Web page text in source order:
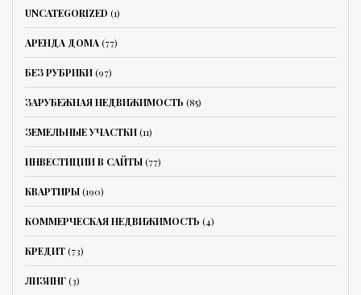
UNCATEGORIZED (1)
АРЕНДА ДОМА(77)
БЕЗ РУБРИКИ(97)
ЗАРУБЕЖНАЯ НЕДВИЖИМОСТЬ (85)
ЗЕМЕЛЬНЫЕ УЧАСТКИ(11)
ИНВЕСТИЦИИ В САЙТЫ(77)
КВАРТИРЫ(190)
КОММЕРЧЕСКАЯ НЕДВИЖИМОСТЬ (4)
КРЕДИТ(73)
ЛИЗИНГ(3)